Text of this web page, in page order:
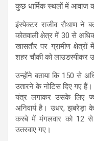
कुछ धार्मिक स्थलों में आवाज
इंस्पेक्टर राजीव रौथाण ने
कोतवाली क्षेत्र में 30 से
खासतौर पर ग्रामीण
शहर चौकी को लाउडस्पीकर
उन्होंने बताया कि 150 से
उतारने के नोटिस दिए गए
यंत्र लगाकर उसके लिए
अनिवार्य है। उधर, झबरेड़ा
कस्बे में मंगलवार को 12 से
उतरवाए गए।